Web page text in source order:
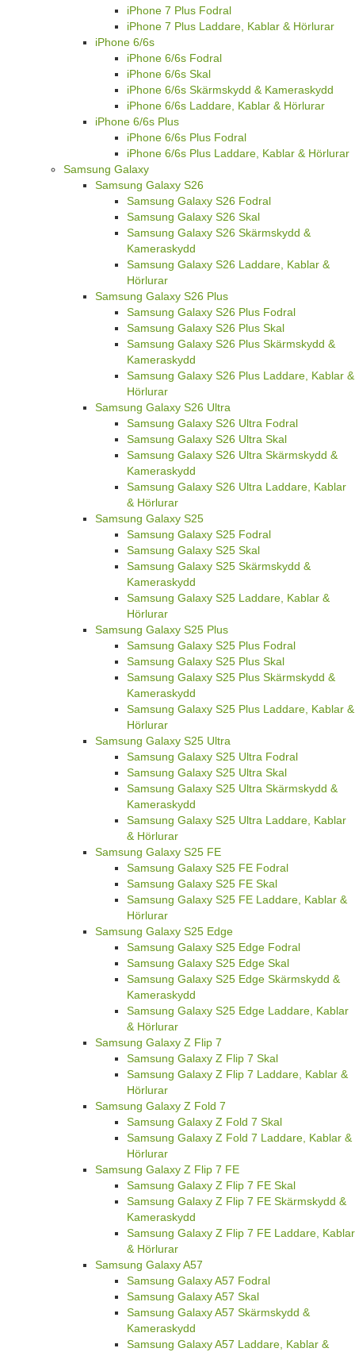
iPhone 7 Plus Fodral
iPhone 7 Plus Laddare, Kablar & Hörlurar
iPhone 6/6s
iPhone 6/6s Fodral
iPhone 6/6s Skal
iPhone 6/6s Skärmskydd & Kameraskydd
iPhone 6/6s Laddare, Kablar & Hörlurar
iPhone 6/6s Plus
iPhone 6/6s Plus Fodral
iPhone 6/6s Plus Laddare, Kablar & Hörlurar
Samsung Galaxy
Samsung Galaxy S26
Samsung Galaxy S26 Fodral
Samsung Galaxy S26 Skal
Samsung Galaxy S26 Skärmskydd &
Kameraskydd
Samsung Galaxy S26 Laddare, Kablar &
Hörlurar
Samsung Galaxy S26 Plus
Samsung Galaxy S26 Plus Fodral
Samsung Galaxy S26 Plus Skal
Samsung Galaxy S26 Plus Skärmskydd &
Kameraskydd
Samsung Galaxy S26 Plus Laddare, Kablar &
Hörlurar
Samsung Galaxy S26 Ultra
Samsung Galaxy S26 Ultra Fodral
Samsung Galaxy S26 Ultra Skal
Samsung Galaxy S26 Ultra Skärmskydd &
Kameraskydd
Samsung Galaxy S26 Ultra Laddare, Kablar
& Hörlurar
Samsung Galaxy S25
Samsung Galaxy S25 Fodral
Samsung Galaxy S25 Skal
Samsung Galaxy S25 Skärmskydd &
Kameraskydd
Samsung Galaxy S25 Laddare, Kablar &
Hörlurar
Samsung Galaxy S25 Plus
Samsung Galaxy S25 Plus Fodral
Samsung Galaxy S25 Plus Skal
Samsung Galaxy S25 Plus Skärmskydd &
Kameraskydd
Samsung Galaxy S25 Plus Laddare, Kablar &
Hörlurar
Samsung Galaxy S25 Ultra
Samsung Galaxy S25 Ultra Fodral
Samsung Galaxy S25 Ultra Skal
Samsung Galaxy S25 Ultra Skärmskydd &
Kameraskydd
Samsung Galaxy S25 Ultra Laddare, Kablar
& Hörlurar
Samsung Galaxy S25 FE
Samsung Galaxy S25 FE Fodral
Samsung Galaxy S25 FE Skal
Samsung Galaxy S25 FE Laddare, Kablar &
Hörlurar
Samsung Galaxy S25 Edge
Samsung Galaxy S25 Edge Fodral
Samsung Galaxy S25 Edge Skal
Samsung Galaxy S25 Edge Skärmskydd &
Kameraskydd
Samsung Galaxy S25 Edge Laddare, Kablar
& Hörlurar
Samsung Galaxy Z Flip 7
Samsung Galaxy Z Flip 7 Skal
Samsung Galaxy Z Flip 7 Laddare, Kablar &
Hörlurar
Samsung Galaxy Z Fold 7
Samsung Galaxy Z Fold 7 Skal
Samsung Galaxy Z Fold 7 Laddare, Kablar &
Hörlurar
Samsung Galaxy Z Flip 7 FE
Samsung Galaxy Z Flip 7 FE Skal
Samsung Galaxy Z Flip 7 FE Skärmskydd &
Kameraskydd
Samsung Galaxy Z Flip 7 FE Laddare, Kablar
& Hörlurar
Samsung Galaxy A57
Samsung Galaxy A57 Fodral
Samsung Galaxy A57 Skal
Samsung Galaxy A57 Skärmskydd &
Kameraskydd
Samsung Galaxy A57 Laddare, Kablar &